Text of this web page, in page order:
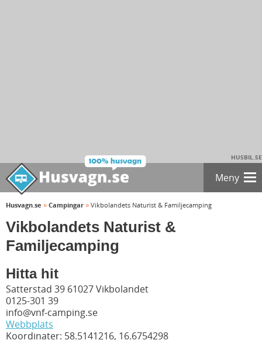
HUSBIL.SE
Meny
Husvagn.se » Campingar » Vikbolandets Naturist & Familjecamping
Vikbolandets Naturist &
Familjecamping
Hitta hit
Satterstad 39 61027 Vikbolandet
0125-301 39
info@vnf-camping.se
Webbplats
Koordinater: 58.5141216, 16.6754298